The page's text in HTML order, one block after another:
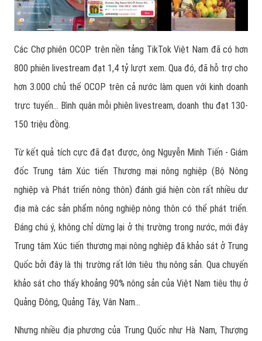
Các Chợ phiên OCOP trên nền tảng TikTok Việt Nam đã có hơn
800 phiên livestream đạt 1,4 tỷ lượt xem. Qua đó, đã hỗ trợ cho
hơn 3.000 chủ thể OCOP trên cả nước làm quen với kinh doanh
trực tuyến… Bình quân mỗi phiên livestream, doanh thu đạt 130-
150 triệu đồng.
Từ kết quả tích cực đã đạt được, ông Nguyễn Minh Tiến - Giám
đốc Trung tâm Xúc tiến Thương mại nông nghiệp (Bộ Nông
nghiệp và Phát triển nông thôn) đánh giá hiện còn rất nhiều dư
địa mà các sản phẩm nông nghiệp nông thôn có thể phát triển.
Đáng chú ý, không chỉ dừng lại ở thị trường trong nước, mới đây
Trung tâm Xúc tiến thương mại nông nghiệp đã khảo sát ở Trung
Quốc bởi đây là thị trường rất lớn tiêu thụ nông sản. Qua chuyến
khảo sát cho thấy khoảng 90% nông sản của Việt Nam tiêu thụ ở
Quảng Đông, Quảng Tây, Vân Nam…
Nhưng nhiều địa phương của Trung Quốc như Hà Nam, Thượng